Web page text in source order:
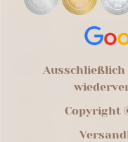
Ausschließlich
Copyright